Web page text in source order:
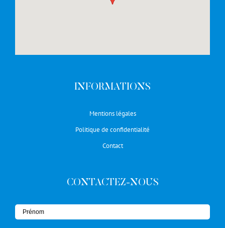
INFORMATIONS
Mentions légales
Politique de confidentialité
Contact
CONTACTEZ-NOUS